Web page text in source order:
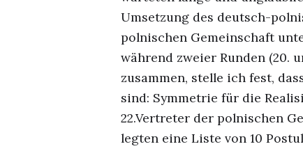
Umsetzung des deutsch-
polnischen Gemeinschaft
während zweier Runden (20.
zusammen, stelle ich fest,
sind: Symmetrie für die
22.Vertreter der polnischen
legten eine Liste von 10